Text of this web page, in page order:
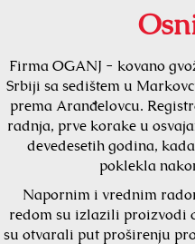
Firma OGANJ - kovano
Srbiji sa sedištem u
prema Aranđelovcu.
radnja, prve korake u
devedesetih godina,
poklekla
Napornim i vrednim
redom su izlazili proizvodi
su otvarali put proširenju